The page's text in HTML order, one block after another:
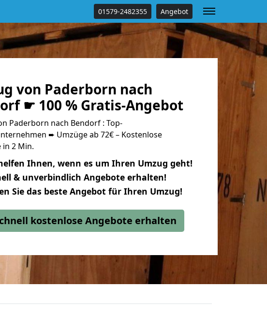
01579-2482355 Angebot
von Paderborn nach
☛ 100 % Gratis-Angebot
Paderborn nach Bendorf : Top-
➨ Umzüge ab 72€ – Kostenlose
in 2 Min.
Ihnen, wenn es um Ihren Umzug geht!
& unverbindlich Angebote erhalten!
Sie das beste Angebot für Ihren Umzug!
kostenlose Angebote erhalten